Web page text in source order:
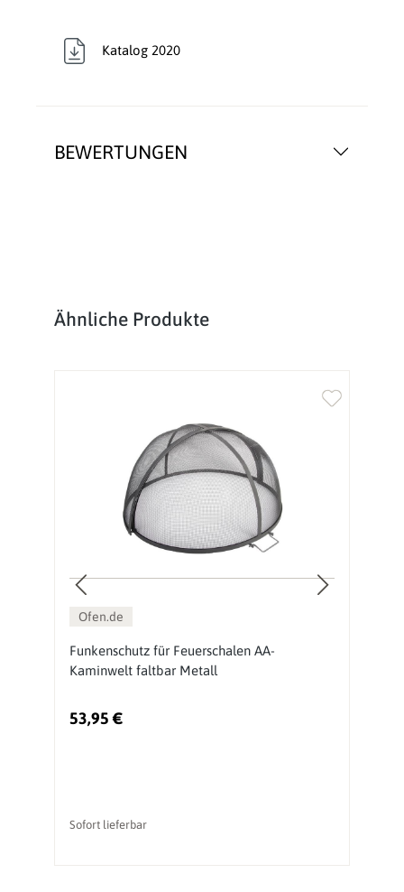
BEWERTUNGEN
Katalog 2020
Produktgalerie überspringen
Ähnliche Produkte
Ofen.de
Funkenschutz für Feuerschalen AA-
Kaminwelt faltbar Metall
53,95 €
Sofort lieferbar